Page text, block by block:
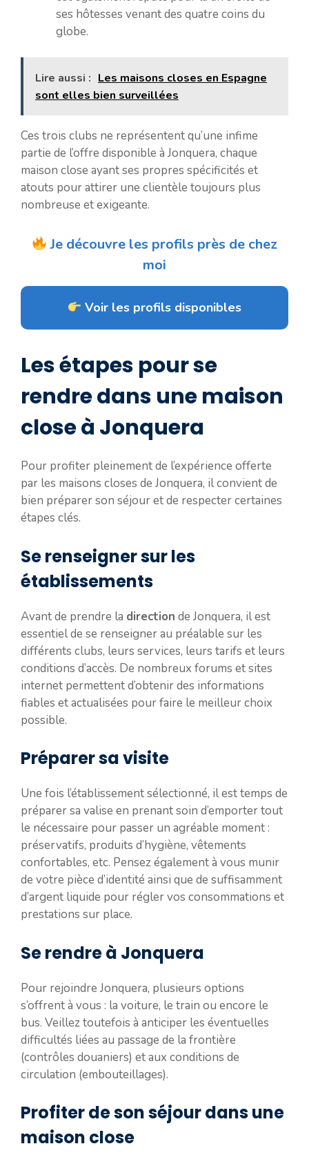
ses hôtesses venant des quatre coins du
globe.
Lire aussi : Les maisons closes en Espagne
sont elles bien surveillées
Ces trois clubs ne représentent qu’une infime
partie de l’offre disponible à Jonquera, chaque
maison close ayant ses propres spécificités et
atouts pour attirer une clientèle toujours plus
nombreuse et exigeante.
Je découvre les profils près de chez
moi
Voir les profils disponibles
Les étapes pour se
rendre dans une maison
close à Jonquera
Pour profiter pleinement de l’expérience offerte
par les maisons closes de Jonquera, il convient de
bien préparer son séjour et de respecter certaines
étapes clés.
Se renseigner sur les
établissements
Avant de prendre la direction de Jonquera, il est
essentiel de se renseigner au préalable sur les
différents clubs, leurs services, leurs tarifs et leurs
conditions d’accès. De nombreux forums et sites
internet permettent d’obtenir des informations
fiables et actualisées pour faire le meilleur choix
possible.
Préparer sa visite
Une fois l’établissement sélectionné, il est temps de
préparer sa valise en prenant soin d’emporter tout
le nécessaire pour passer un agréable moment :
préservatifs, produits d’hygiène, vêtements
confortables, etc. Pensez également à vous munir
de votre pièce d’identité ainsi que de suffisamment
d’argent liquide pour régler vos consommations et
prestations sur place.
Se rendre à Jonquera
Pour rejoindre Jonquera, plusieurs options
s’offrent à vous : la voiture, le train ou encore le
bus. Veillez toutefois à anticiper les éventuelles
difficultés liées au passage de la frontière
(contrôles douaniers) et aux conditions de
circulation (embouteillages).
Profiter de son séjour dans une
maison close